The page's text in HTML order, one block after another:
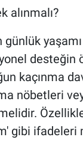
alınmalı?
günlük
desteğin
kaçınma
nöbetleri
gibi ifadeleri